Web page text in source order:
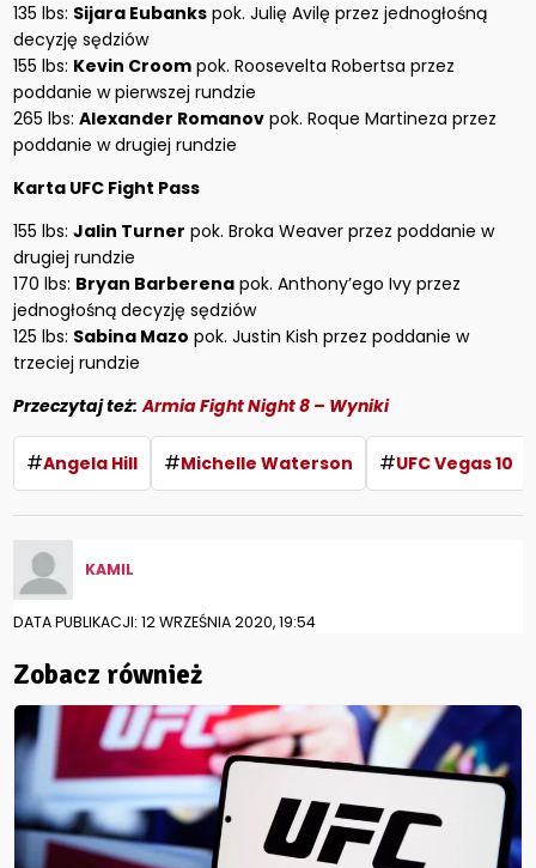
135 lbs: Sijara Eubanks pok. Julię Avilę przez jednogłośną
decyzję sędziów
155 lbs: Kevin Croom pok. Roosevelta Robertsa przez
poddanie w pierwszej rundzie
265 lbs:Alexander Romanov pok. Roque Martineza przez
poddanie w drugiej rundzie
Karta UFC Fight Pass
155 lbs:Jalin Turner pok. Broka Weaver przez poddanie w
drugiej rundzie
170 lbs: Bryan Barberena pok. Anthony’ego Ivy przez
jednogłośną decyzję sędziów
125 lbs: Sabina Mazo pok. Justin Kish przez poddanie w
trzeciej rundzie
Przeczytaj też: Armia Fight Night 8 – Wyniki
#Angela Hill #Michelle Waterson #UFC Vegas 10
KAMIL
DATA PUBLIKACJI: 12 WRZEŚNIA 2020, 19:54
Zobacz również